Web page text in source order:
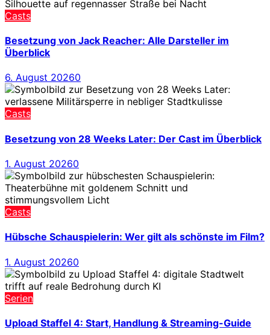
Casts
Besetzung von Jack Reacher: Alle Darsteller im
Überblick
6. August 20260
Casts
Besetzung von 28 Weeks Later: Der Cast im Überblick
1. August 20260
Casts
Hübsche Schauspielerin: Wer gilt als schönste im Film?
1. August 20260
Serien
Upload Staffel 4: Start, Handlung & Streaming-Guide